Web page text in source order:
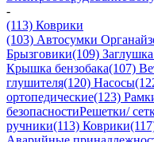
-
(113) Коврики
(103) Автосумки
Брызговики(109)
Крышка бензобака(107)
глушителя(120) Насосы
ортопедические(123)
безопасностиРешетки/
ручники(113) Коврики